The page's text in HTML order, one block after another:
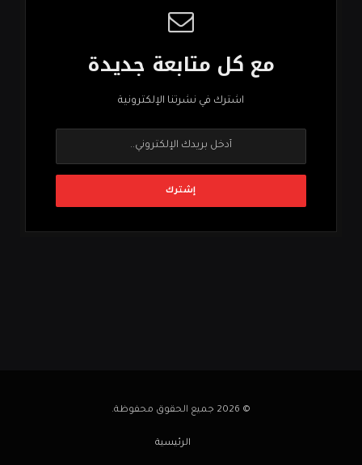
مع كل متابعة جديدة
اشترك في نشرتنا الإلكترونية
© 2026 جميع الحقوق محفوظة.
الرئيسية